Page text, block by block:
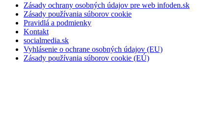
Zásady ochrany osobných údajov pre web infoden.sk
Zásady používania súborov cookie
Pravidlá a podmienky
Kontakt
socialmedia.sk
Vyhlásenie o ochrane osobných údajov (EU)
Zásady používania súborov cookie (EÚ)